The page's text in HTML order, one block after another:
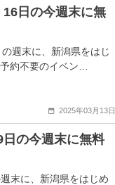
16日の今週末に無
週末に、新潟県をはじ
約不要のイベン…
2025年03月13日
日の今週末に無料
末に、新潟県をはじめ